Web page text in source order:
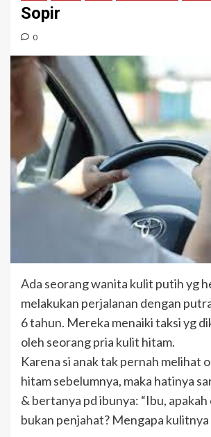
Sopir
0
Ada seorang wanita kulit putih yg
melakukan perjalanan dengan
6 tahun. Mereka menaiki taksi yg
oleh seorang pria kulit hitam.
Karena si anak tak pernah melihat
hitam sebelumnya, maka hatinya
& bertanya pd ibunya: “Ibu, apakah
bukan penjahat? Mengapa